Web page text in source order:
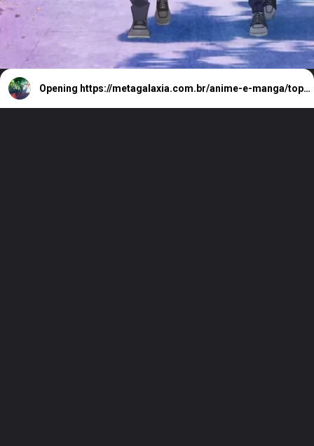
Opening https://metagalaxia.com.br/anime-e-manga/top-8-animes-slice-of-life-de-2022/